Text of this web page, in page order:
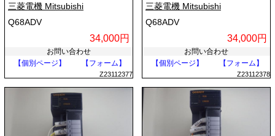
三菱電機 Mitsubishi
Q68ADV
34,000円
お問い合わせ
【個別ページ】
【フォーム】
Z23112377
三菱電機 Mitsubishi
Q68ADV
34,000円
お問い合わせ
【個別ページ】
【フォーム】
Z23112378